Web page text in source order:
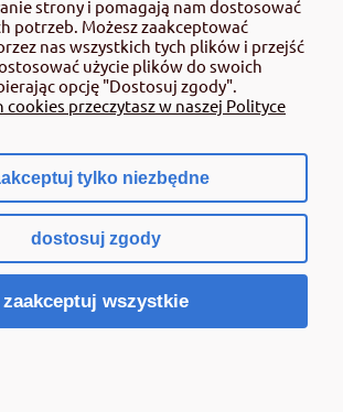
użytku profesjonalnego mogą być nabyte tylko i
pełnoletnie oraz posiadające kwalifikacje
środki ochrony roślin określone w
z dn. 8 marca 2013 r. o Środkach Ochrony Roślin Dz.
zm.) Niespełnienie powyższych warunków jest
sklepu.
Sklep internetowy Shoper.pl
strony i pomagają nam dostosować
potrzeb. Możesz zaakceptować
nas wszystkich tych plików i przejść
użycie plików do swoich
opcję "Dostosuj zgody".
cookies przeczytasz w naszej Polityce
tylko niezbędne
dostosuj zgody
zaakceptuj wszystkie